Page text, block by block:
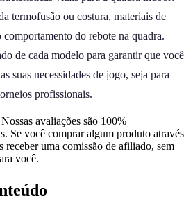
termofusão ou costura, materiais de
do rebote na quadra.
de cada modelo para garantir que você
suas necessidades de jogo, seja para
profissionais.
Nossas avaliações são 100%
Se você comprar algum produto através
receber uma comissão de afiliado, sem
você.